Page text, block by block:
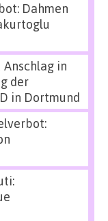
Dahmen
Anschlag in
der
in Dortmund